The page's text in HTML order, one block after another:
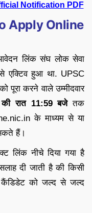
Notification PDF
Apply Online
लिंक संघ लोक सेवा
एक्टिव हुआ था. UPSC
पूरा करने वाले उम्मीदवार
रात 11:59 बजेतक
के माध्यम से या
हैं।
लिंक नीचे दिया गया है
दी जाती है की किसी
कैंडिडेट को जल्द से जल्द